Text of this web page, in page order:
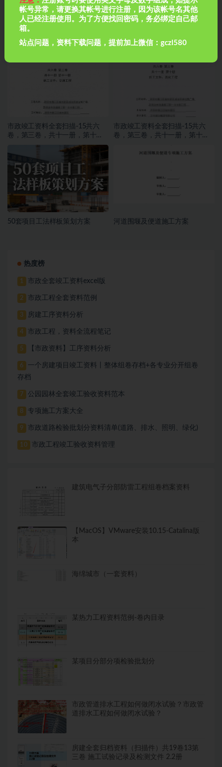
房建全套归档资料（扫描件）共
19卷12第三卷 施工试验记录及检
卷，第三卷，共十一册，第十一
市政竣工资料全套扫描-15共六
卷，第三卷，共十一册，第十
册，施工文件，亮化工程
市政竣工资料全套扫描-15共六
卷，第三卷，共十一册，第十
50套项目工法样板策划方案 河道围堰及便道施工方案
热度榜
1 市政全套竣工资料excel版
2 市政工程全套资料范例
3 房建工序资料分析
4 市政工程，资料全流程笔记
5 【市政资料】工序资料分析
6
一个房建项目竣工资料丨整体组卷存档+各专业分开组卷
存档
7 公园园林全套竣工验收资料范本
8 专项施工方案大全
9 市政道路检验批划分资料清单(道路、排水、照明、绿化)
10 市政工程竣工验收资料管理
建筑电气子分部防雷工程组卷档案资料
【MacOS】VMware安装10.15-Catalina版
本
海绵城市（一套资料）
某热力工程资料范例-卷内目录
某项目分部分项检验批划分
市政管道排水工程如何做闭水试验？市政管
道排水工程如何做闭水试验？
房建全套归档资料（扫描件）共19卷13第
三卷 施工试验记录及检测文件 2.2册
帐号异常，请更换其帐号进行注册，因为该帐号名其他
人已经注册使用。为了方便找回密码，务必绑定自己邮
箱。
站点问题，资料下载问题，提前加上微信：gczl580